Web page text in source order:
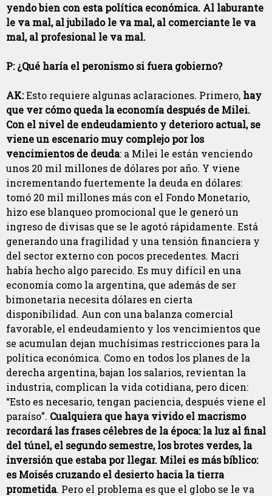
yendo bien con esta política económica. Al laburante
le va mal, al jubilado le va mal, al comerciante le va
mal, al profesional le va mal.
P: ¿Qué haría el peronismo si fuera gobierno?
AK:Esto requiere algunas aclaraciones. Primero, hay
que ver cómo queda la economía después de Milei.
Con el nivel de endeudamiento y deterioro actual, se
viene un escenario muy complejo por los
vencimientos de deuda: a Milei le están venciendo
unos 20 mil millones de dólares por año. Y viene
incrementando fuertemente la deuda en dólares:
tomó 20 mil millones más con el Fondo Monetario,
hizo ese blanqueo promocional que le generó un
ingreso de divisas que se le agotó rápidamente. Está
generando una fragilidad y una tensión financiera y
del sector externo con pocos precedentes. Macri
había hecho algo parecido. Es muy difícil en una
economía como la argentina, que además de ser
bimonetaria necesita dólares en cierta
disponibilidad. Aun con una balanza comercial
favorable, el endeudamiento y los vencimientos que
se acumulan dejan muchísimas restricciones para la
política económica. Como en todos los planes de la
derecha argentina, bajan los salarios, revientan la
industria, complican la vida cotidiana, pero dicen:
“Esto es necesario, tengan paciencia, después viene el
paraíso”. Cualquiera que haya vivido el macrismo
recordará las frases célebres de la época: la luz al final
del túnel, el segundo semestre, los brotes verdes, la
inversión que estaba por llegar. Milei es más bíblico:
es Moisés cruzando el desierto hacia la tierra
prometida. Pero el problema es que el globo se le va